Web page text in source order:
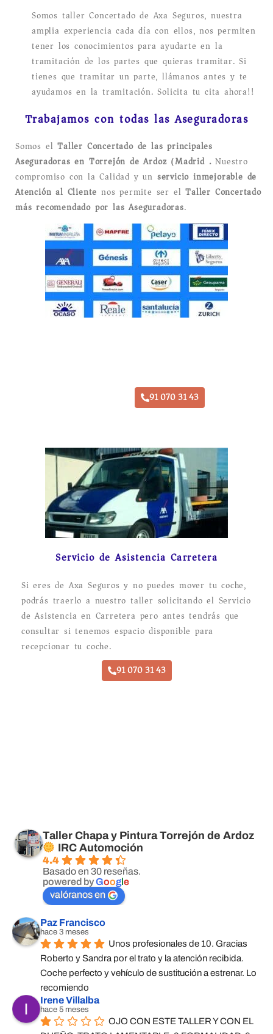
Somos taller Concertado de Axa Seguros, nuestra
amplia experiencia cada día con ellos, nos permiten
tener los conocimientos para ayudarte en la
tramitación de los partes que quieras tramitar. Si
tienes que tramitar un parte, llámanos antes y te
ayudamos en la tramitación. Solicita tu cita ahora!!
Trabajamos con todas las Aseguradoras
Somos elTaller Concertado de las principales
Aseguradoras en Torrejón de Ardoz (Madrid).Nuestro
compromiso con la Calidad y un servicio inmejorable de
Atención al Clientenos permite ser elTaller Concertado
más recomendado por las Aseguradoras.
91 070 31 43
Servicio de Asistencia Carretera
Si eres de Axa Seguros y no puedes mover tu coche,
podrás traerlo a nuestro taller solicitando el Servicio
de Asistencia en Carretera pero antes tendrás que
consultar si tenemos espacio disponible para
recepcionar tu coche.
91 070 31 43
Taller Chapa y Pintura Torrejón de Ardoz
IRC Automoción
4.4
Basado en 30 reseñas.
powered byGoog e
valóranos en
Paz Francisco
hace 3 meses
Unos profesionales de 10. Gracias
Roberto y Sandra por el trato y la atención recibida.
Coche perfecto y vehículo de sustitución a estrenar. Lo
recomiendo
Irene Villalba
hace 5 meses
OJO CON ESTE TALLER Y CON EL